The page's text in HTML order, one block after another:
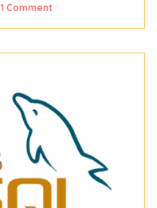
1 Comment